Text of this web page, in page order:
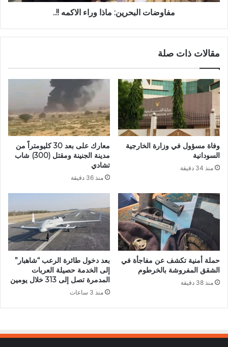
مفاوضات البحرين: ماذا وراء الاكمه !!..
مقالات ذات صلة
وفاة مسؤول في وزارة الخارجية
السودانية
منذ 34 دقيقة
معارك على بعد 30 كليومتراً من
مدينة الجنينة ومقتل (300) شاب
تشادي
منذ 36 دقيقة
حملة أمنية تكشف عن مفاجأة في
الشقق المفروشة بالخرطوم
منذ 38 دقيقة
بعد دخول طائرة الرعب “شاهبار”
إلى الخدمة حصيلة العربات
المدمرة تصل إلى 313 خلال يومين
منذ 3 ساعات